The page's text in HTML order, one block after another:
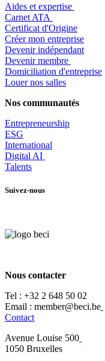
Aides et expertise
​Carnet ATA
Certificat d'Origine
Créer mon entreprise
Devenir indépendant
Devenir membre
​Domiciliation d'entreprise
Louer nos salles
Nos communautés
Entrepreneurship
ESG
International
Digital AI
Talents
Suivez-nous
Nous contacter
Tel : +32 2 648 50 02​
​​Email : member@beci.be
Contact
Avenue Louise 500
​1050 Bruxelles